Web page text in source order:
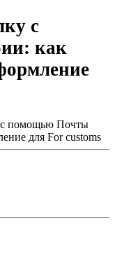
с
как
с помощью Почты
для For customs